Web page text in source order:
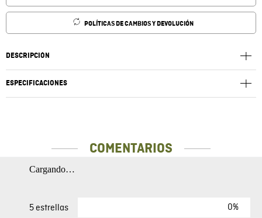
POLÍTICAS DE CAMBIOS Y DEVOLUCIÓN
DESCRIPCIÓN
ESPECIFICACIONES
COMENTARIOS
Cargando…
5 estrellas 0%